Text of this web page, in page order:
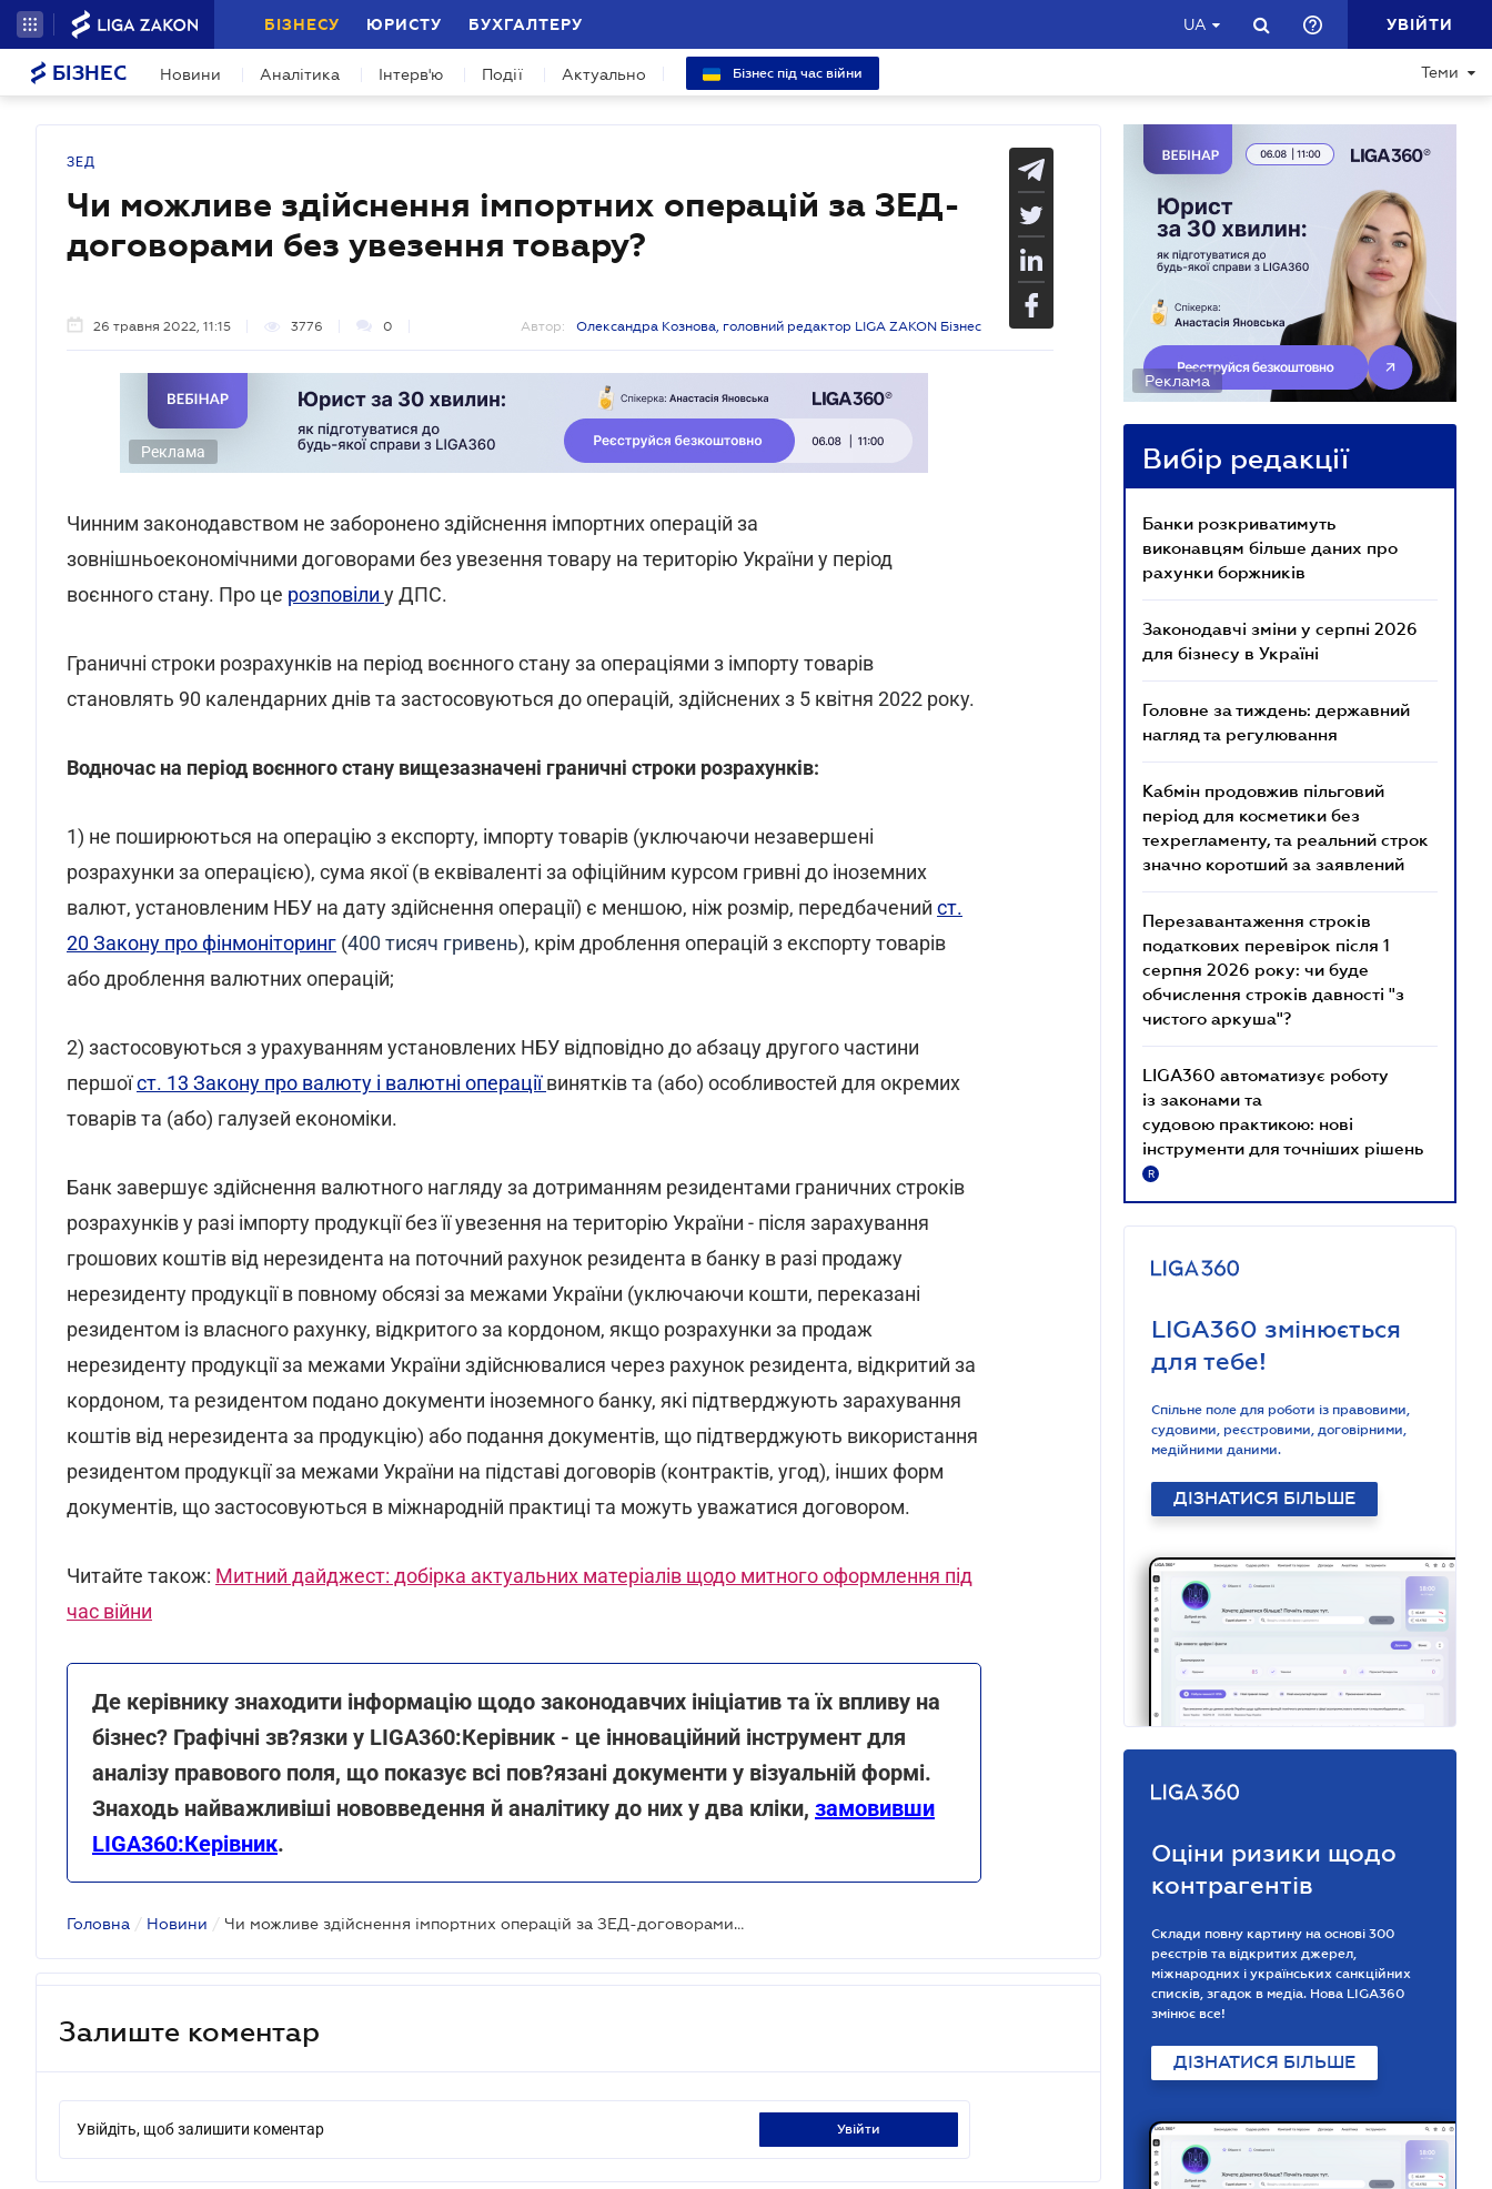
БІЗНЕСУ ЮРИСТУ БУХГАЛТЕРУ UA УВІЙТИ
БІЗНЕС Новини Аналітика Інтерв'ю Події Актуально Бізнес під час війни Теми
ЗЕД
Чи можливе здійснення імпортних операцій за ЗЕД-
договорами без увезення товару?
26 травня 2022, 11:15 3776 0 Автор: Олександра Кознова, головний редактор LIGA ZAKON Бізнес
Реклама
Чинним законодавством не заборонено здійснення імпортних операцій за
зовнішньоекономічними договорами без увезення товару на територію України у період
воєнного стану. Про це розповіли у ДПС.
Граничні строки розрахунків на період воєнного стану за операціями з імпорту товарів
становлять 90 календарних днів та застосовуються до операцій, здійснених з 5 квітня 2022 року.
Водночас на період воєнного стану вищезазначені граничні строки розрахунків:
1) не поширюються на операцію з експорту, імпорту товарів (уключаючи незавершені
розрахунки за операцією), сума якої (в еквіваленті за офіційним курсом гривні до іноземних
валют, установленим НБУ на дату здійснення операції) є меншою, ніж розмір, передбачений ст.
20 Закону про фінмоніторинг (400 тисяч гривень), крім дроблення операцій з експорту товарів
або дроблення валютних операцій;
2) застосовуються з урахуванням установлених НБУ відповідно до абзацу другого частини
першоїст. 13 Закону про валюту і валютні операціївинятків та (або) особливостей для окремих
товарів та (або) галузей економіки.
Банк завершує здійснення валютного нагляду за дотриманням резидентами граничних строків
розрахунків у разі імпорту продукції без її увезення на територію України - після зарахування
грошових коштів від нерезидента на поточний рахунок резидента в банку в разі продажу
нерезиденту продукції в повному обсязі за межами України (уключаючи кошти, переказані
резидентом із власного рахунку, відкритого за кордоном, якщо розрахунки за продаж
нерезиденту продукції за межами України здійснювалися через рахунок резидента, відкритий за
кордоном, та резидентом подано документи іноземного банку, які підтверджують зарахування
коштів від нерезидента за продукцію) або подання документів, що підтверджують використання
резидентом продукції за межами України на підставі договорів (контрактів, угод), інших форм
документів, що застосовуються в міжнародній практиці та можуть уважатися договором.
Читайте також: Митний дайджест: добірка актуальних матеріалів щодо митного оформлення під
час війни
Де керівнику знаходити інформацію щодо законодавчих ініціатив та їх впливу на
бізнес? Графічні зв?язки у LIGA360:Керівник - це інноваційний інструмент для
аналізу правового поля, що показує всі пов?язані документи у візуальній формі.
Знаходь найважливіші нововведення й аналітику до них у два кліки, замовивши
LIGA360:Керівник.
Головна / Новини / Чи можливе здійснення імпортних операцій за ЗЕД-договорами без увезення товару?
Залиште коментар
Увійдіть, щоб залишити коментар увійти
Реклама
Вибір редакції
Банки розкриватимуть
виконавцям більше даних про
рахунки боржників
Законодавчі зміни у серпні 2026
для бізнесу в Україні
Головне за тиждень: державний
нагляд та регулювання
Кабмін продовжив пільговий
період для косметики без
техрегламенту, та реальний строк
значно коротший за заявлений
Перезавантаження строків
податкових перевірок після 1
серпня 2026 року: чи буде
обчислення строків давності "з
чистого аркуша"?
LIGA360 автоматизує роботу
із законами та
судовою практикою: нові
інструменти для точніших рішень
R
LIGA360 змінюється
для тебе!
Спільне поле для роботи із правовими,
судовими, реєстровими, договірними,
медійними даними.
ДІЗНАТИСЯ БІЛЬШЕ
Оціни ризики щодо
контрагентів
Склади повну картину на основі 300
реєстрів та відкритих джерел,
міжнародних і українських санкційних
списків, згадок в медіа. Нова LIGA360
змінює все!
ДІЗНАТИСЯ БІЛЬШЕ